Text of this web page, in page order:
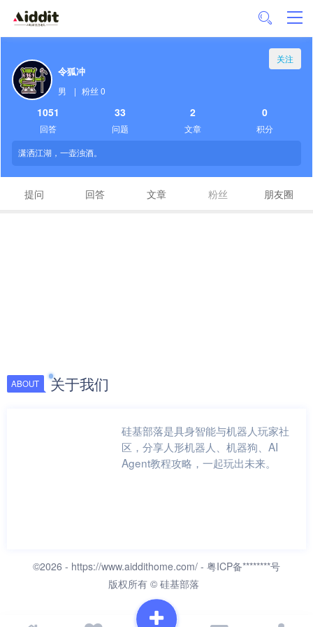
关注
令狐冲
男 | 粉丝 0
1051
回答
33
问题
2
文章
0
积分
潇洒江湖，一壶浊酒。
提问 回答 文章 粉丝 朋友圈
ABOUT 关于我们
硅基部落是具身智能与机器人玩家社
区，分享人形机器人、机器狗、AI
Agent教程攻略，一起玩出未来。
©2026 - https://www.aiddithome.com/ - 粤ICP备********号
版权所有 © 硅基部落